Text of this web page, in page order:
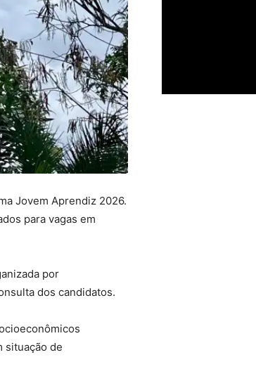
Jovem Aprendiz 2026.
para vagas em
por
dos candidatos.
situação de